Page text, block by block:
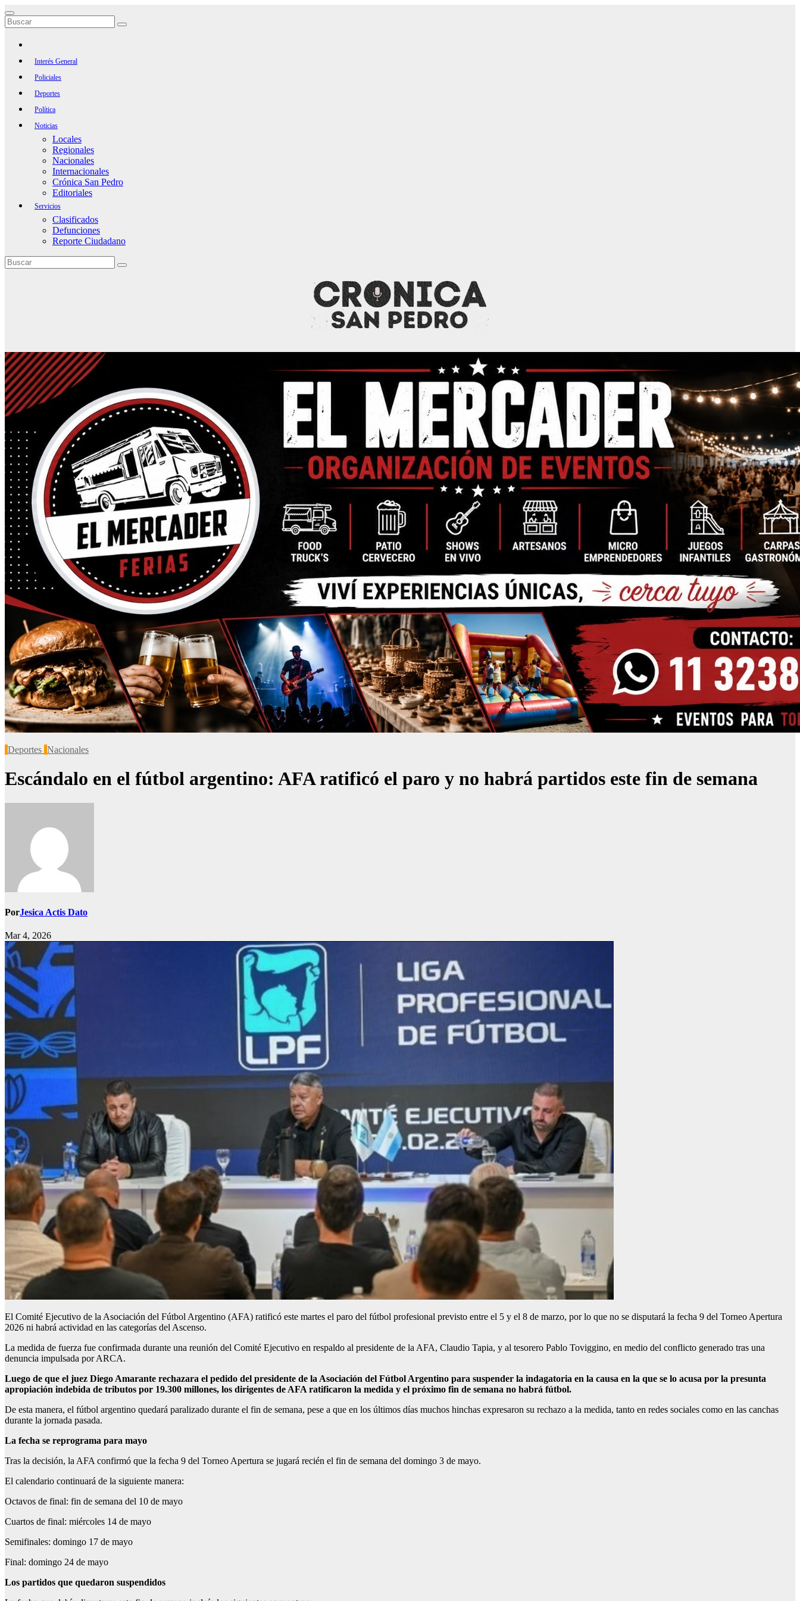
Saltar
al
contenido
Interés General
Policiales
Deportes
Política
Noticias
Locales
Regionales
Nacionales
Internacionales
Crónica San Pedro
Editoriales
Servicios
Clasificados
Defunciones
Reporte Ciudadano
Deportes Nacionales
Escándalo en el fútbol argentino: AFA ratificó el paro y no habrá partidos este fin de semana
PorJesica Actis Dato
Mar 4, 2026
El Comité Ejecutivo de la Asociación del Fútbol Argentino (AFA) ratificó este martes el paro del fútbol profesional previsto entre el 5 y el 8 de marzo, por lo que no se disputará la fecha 9 del Torneo Apertura
2026 ni habrá actividad en las categorías del Ascenso.
La medida de fuerza fue confirmada durante una reunión del Comité Ejecutivo en respaldo al presidente de la AFA, Claudio Tapia, y al tesorero Pablo Toviggino, en medio del conflicto generado tras una
denuncia impulsada por ARCA.
Luego de que el juez Diego Amarante rechazara el pedido del presidente de la Asociación del Fútbol Argentino para suspender la indagatoria en la causa en la que se lo acusa por la presunta
apropiación indebida de tributos por 19.300 millones, los dirigentes de AFA ratificaron la medida y el próximo fin de semana no habrá fútbol.
De esta manera, el fútbol argentino quedará paralizado durante el fin de semana, pese a que en los últimos días muchos hinchas expresaron su rechazo a la medida, tanto en redes sociales como en las canchas
durante la jornada pasada.
La fecha se reprograma para mayo
Tras la decisión, la AFA confirmó que la fecha 9 del Torneo Apertura se jugará recién el fin de semana del domingo 3 de mayo.
El calendario continuará de la siguiente manera:
Octavos de final: fin de semana del 10 de mayo
Cuartos de final: miércoles 14 de mayo
Semifinales: domingo 17 de mayo
Final: domingo 24 de mayo
Los partidos que quedaron suspendidos